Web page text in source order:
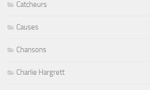
Catcheurs
Causes
Chansons
Charlie Hargrett